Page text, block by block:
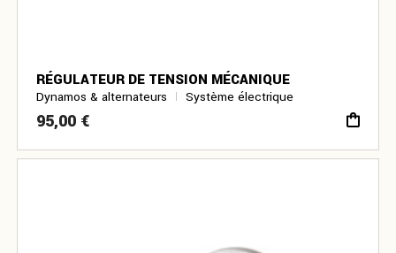
RÉGULATEUR DE TENSION MÉCANIQUE
Dynamos & alternateurs Système électrique
95,00 €